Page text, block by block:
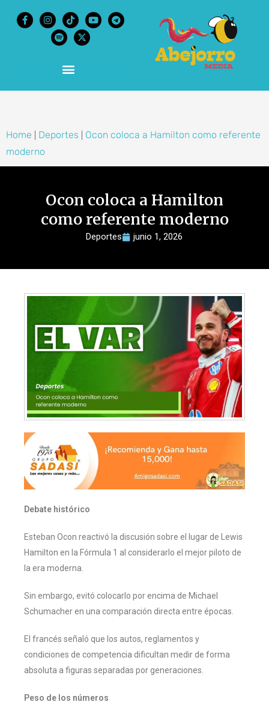
Home Deportes
Ocon coloca a Hamilton como referente
moderno
Ocon coloca a Hamilton
como referente moderno
Deportes junio 1, 2026
Debate histórico
Esteban Ocon reactivó la discusión sobre el lugar de Lewis
Hamilton en la Fórmula 1 al considerarlo el mejor piloto de
la era moderna.
Sin embargo, evitó colocarlo por encima de Michael
Schumacher en una comparación directa entre épocas.
El francés señaló que los autos, reglamentos y
condiciones de competencia dificultan medir de forma
absoluta a figuras separadas por generaciones.
Peso de los números